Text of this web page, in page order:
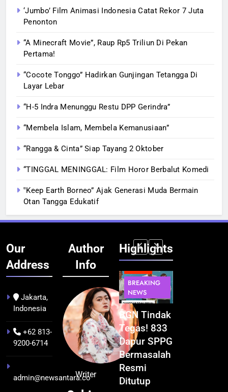
‘Jumbo’ Film Animasi Indonesia Catat Rekor 7 Juta
Penonton
“A Minecraft Movie”, Raup Rp5 Triliun Di Pekan
Pertama!
“Cocote Tonggo” Hadirkan Gunjingan Tetangga Di
Layar Lebar
“H-5 Indra Menunggu Restu DPP Gerindra”
“Membela Islam, Membela Kemanusiaan”
“Rangga & Cinta” Siap Tayang 2 Oktober
“TINGGAL MENINGGAL: Film Horor Berbalut Komedi
‟Keep Earth Borneo” Ajak Generasi Muda Bermain
Otan Tangga Edukatif
Our
Address
Jakarta,
Indonesia
+62 813-
9200-6714
admin@newsantara.co
Author
Info
Writer
Highlights
BERITA
BUDAYA
dalam Peta
Kolonial
Awal Abad
hingga
BERITA
NEWS
Festival
Budaya
Khatulistiwa
2026
Terselenggara
Sukses,
BREAKING
NEWS
BGN Tindak
Tegas! 833
Dapur SPPG
Bermasalah
Resmi
Ditutup